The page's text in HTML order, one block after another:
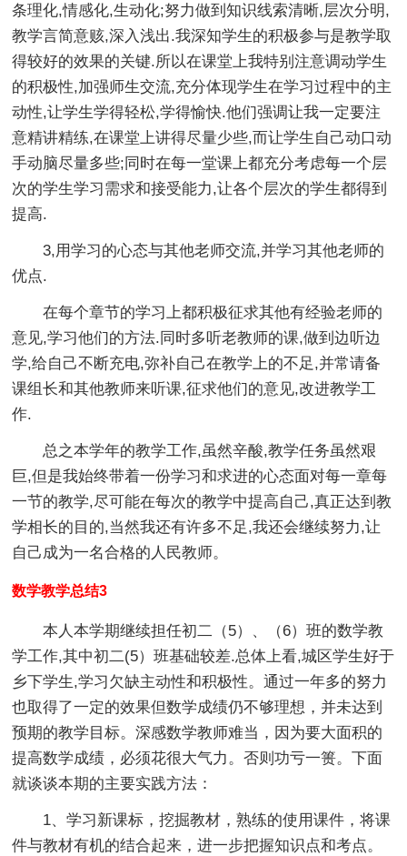
条理化,情感化,生动化;努力做到知识线索清晰,层次分明,
教学言简意赅,深入浅出.我深知学生的积极参与是教学取
得较好的效果的关键.所以在课堂上我特别注意调动学生
的积极性,加强师生交流,充分体现学生在学习过程中的主
动性,让学生学得轻松,学得愉快.他们强调让我一定要注
意精讲精练,在课堂上讲得尽量少些,而让学生自己动口动
手动脑尽量多些;同时在每一堂课上都充分考虑每一个层
次的学生学习需求和接受能力,让各个层次的学生都得到
提高.
3,用学习的心态与其他老师交流,并学习其他老师的
优点.
在每个章节的学习上都积极征求其他有经验老师的
意见,学习他们的方法.同时多听老教师的课,做到边听边
学,给自己不断充电,弥补自己在教学上的不足,并常请备
课组长和其他教师来听课,征求他们的意见,改进教学工
作.
总之本学年的教学工作,虽然辛酸,教学任务虽然艰
巨,但是我始终带着一份学习和求进的心态面对每一章每
一节的教学,尽可能在每次的教学中提高自己,真正达到教
学相长的目的,当然我还有许多不足,我还会继续努力,让
自己成为一名合格的人民教师。
数学教学总结3
本人本学期继续担任初二（5）、（6）班的数学教
学工作,其中初二(5）班基础较差.总体上看,城区学生好于
乡下学生,学习欠缺主动性和积极性。通过一年多的努力
也取得了一定的效果但数学成绩仍不够理想，并未达到
预期的教学目标。深感数学教师难当，因为要大面积的
提高数学成绩，必须花很大气力。否则功亏一篑。下面
就谈谈本期的主要实践方法：
1、学习新课标，挖掘教材，熟练的使用课件，将课
件与教材有机的结合起来，进一步把握知识点和考点。